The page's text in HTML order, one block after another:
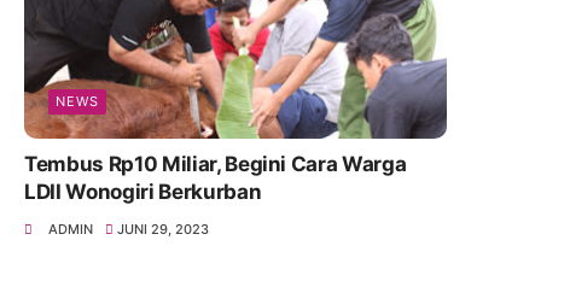
NEWS
Tembus Rp10 Miliar, Begini Cara Warga
LDII Wonogiri Berkurban
ADMIN JUNI 29, 2023